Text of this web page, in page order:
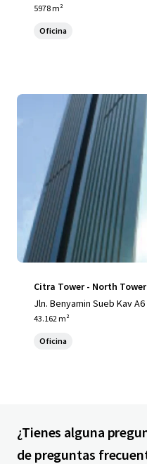
5978 m²
Oficina
Citra Tower - North Tower
Jln. Benyamin Sueb Kav
pital Region of Jakarta,
43.162 m²
Oficina
¿Tienes alguna
de preguntas